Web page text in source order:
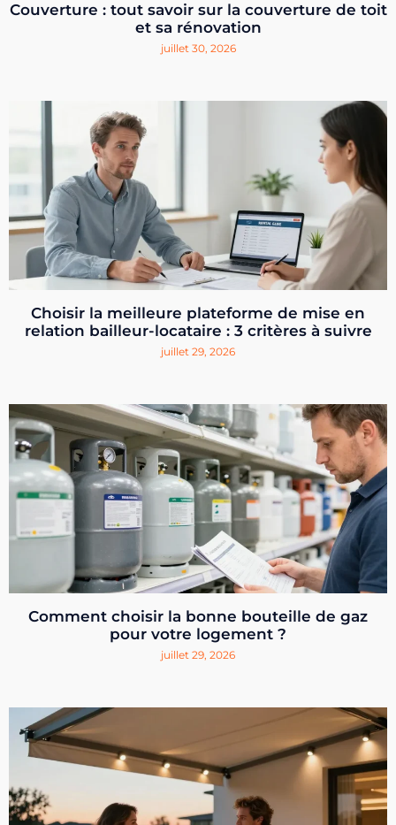
Couverture : tout savoir sur la couverture de toit
et sa rénovation
juillet 30, 2026
Choisir la meilleure plateforme de mise en
relation bailleur-locataire : 3 critères à suivre
juillet 29, 2026
Comment choisir la bonne bouteille de gaz
pour votre logement ?
juillet 29, 2026